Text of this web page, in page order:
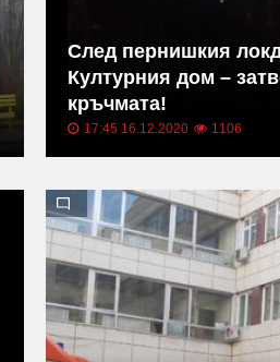
След пернишкия
Културния дом –
кръчмата!
17:45 16.12.2020 1106